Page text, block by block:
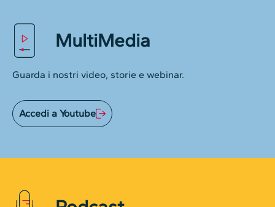
MultiMedia
Guarda i nostri video, storie e webinar.
Accedi a Youtube